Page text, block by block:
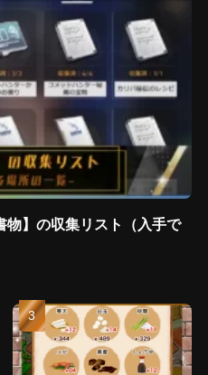
物】の収集リスト（入手で